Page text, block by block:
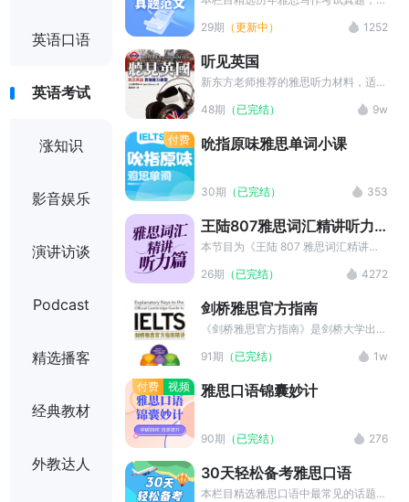
英语口语
英语考试
涨知识
影音娱乐
演讲访谈
Podcast
精选播客
经典教材
外教达人
Task 1和Task 2各类题型，帮助考生
型，助力雅思写作成绩稳步提高。
29期 （更新中） 1252
听见英国
新东方老师推荐的雅思听力材料，适合
英国生活中各种场景的对话，包括买火
常见听力场景，所有对话均为英国人正
48期 （已完结） 9w
付费 吮指原味雅思单词小课
30期 （已完结） 353
王陆807雅思词汇精讲听力
篇
本节目为《王陆 807 雅思词汇精讲听
书籍配套使用。 内容包括两部分:第一
汇。场景词汇包含雅思各个场景主要词
汇，配有注释讲解，方便考生根据场
试词汇按照雅思听力的考试步骤分为4
的题干、答案词汇。题干词汇强调识读
26期 （已完结） 4272
剑桥雅思官方指南
《剑桥雅思官方指南》是剑桥大学出版
节目既关注考生的能力发展又兼顾应试
材料。
91期 （已完结） 1w
付费 视频 雅思口语锦囊妙计
90期 （已完结） 276
30天轻松备考雅思口语
本栏目精选雅思口语中最常见的话题，